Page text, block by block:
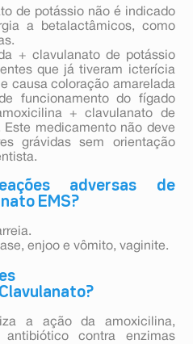
de potássio não é indicado
a betalactâmicos, como
+ clavulanato de potássio
que já tiveram icterícia
causa coloração amarelada
funcionamento do fígado
+ clavulanato de
medicamento não deve
grávidas sem orientação
adversas de
EMS?
enjoo e vômito, vaginite.
a ação da amoxicilina,
contra enzimas